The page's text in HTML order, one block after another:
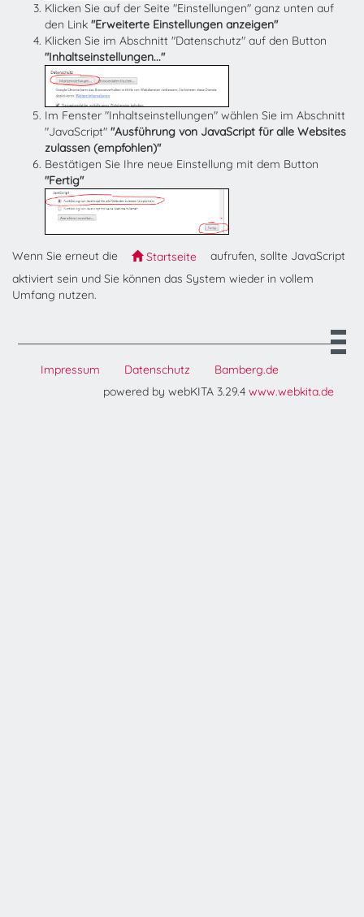
Klicken Sie auf der Seite "Einstellungen" ganz unten auf
den Link "Erweiterte Einstellungen anzeigen"
Klicken Sie im Abschnitt "Datenschutz" auf den Button
"Inhaltseinstellungen..."
Im Fenster "Inhaltseinstellungen" wählen Sie im Abschnitt
"JavaScript" "Ausführung von JavaScript für alle Websites
zulassen (empfohlen)"
Bestätigen Sie Ihre neue Einstellung mit dem Button
"Fertig"
Wenn Sie erneut die Startseite
aufrufen, sollte JavaScript
aktiviert sein und Sie können das System wieder in vollem
Umfang nutzen.
Impressum Datenschutz
Bamberg.de
powered by webKITA 3.29.4 www.webkita.de